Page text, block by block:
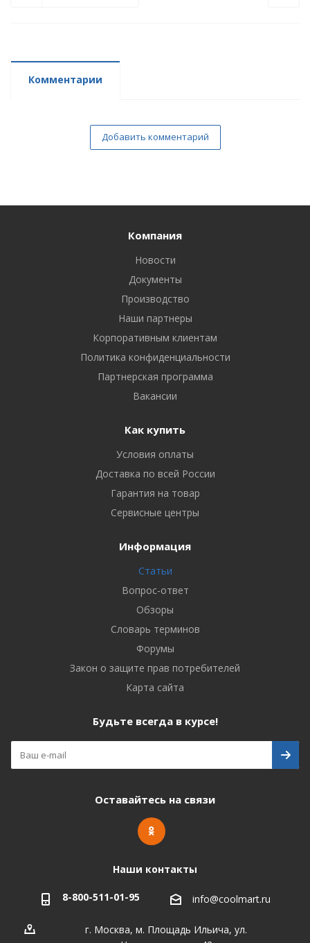
Комментарии
Добавить комментарий
Компания
Новости
Документы
Производство
Наши партнеры
Корпоративным клиентам
Политика конфиденциальности
Партнерская программа
Вакансии
Как купить
Условия оплаты
Доставка по всей России
Гарантия на товар
Сервисные центры
Информация
Статьи
Вопрос-ответ
Обзоры
Словарь терминов
Форумы
Закон о защите прав потребителей
Карта сайта
Будьте всегда в курсе!
Оставайтесь на связи
Наши контакты
8-800-511-01-95 info@coolmart.ru
г. Москва, м. Площадь Ильича, ул.